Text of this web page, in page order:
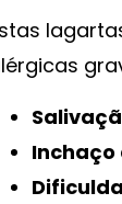
Inchaço